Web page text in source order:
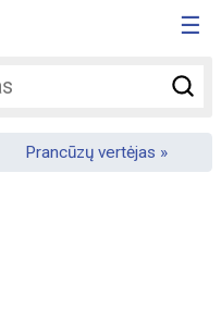
☰
Prancūzų vertėjas